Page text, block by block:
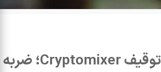
توقیف Cryptomixer؛ ضربه به شبکه میکسر بیت کوین